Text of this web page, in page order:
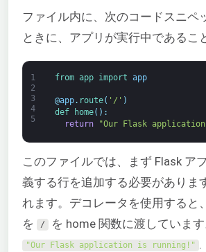
ファイル内に、次のコードスニ
ときに、アプリが実行中である
1
2
3
4
5
from app import app
@app. route( '/' )
def
home( ) :
return
"Our Flask
このファイルでは、まず Flask ア
義する行を追加する必要がありま
れます。デコレータを使用する
を
/ を home 関数に渡していま
"Our Flask application is running!" .